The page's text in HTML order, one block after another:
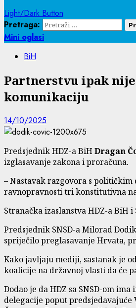
Light/Dark Button
Pretraga:
Mini oglasi
BiH
Partnerstvu ipak nije
komunikaciju
14/10/2025
Predsjednik HDZ-a BiH Dragan
izglasavanje zakona i proračuna.
– Nastavak razgovora s
ravnopravnosti tri konstitutivna
Stranačka izaslanstva HDZ-a BiH
Predsjednik SNSD-a Milorad
spriječilo preglasavanje Hrvata,
Kako javljaju mediji, sastanak je
koalicije na državnoj vlasti da će
Dodao je da HDZ sa SNSD-om
delegacije poput predsjedavajuće